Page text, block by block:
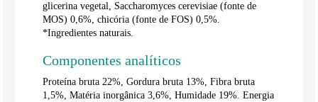
glicerina vegetal, Saccharomyces cerevisiae (fonte de
MOS) 0,6%, chicória (fonte de FOS) 0,5%.
*Ingredientes naturais.
Componentes analíticos
Proteína bruta 22%, Gordura bruta 13%, Fibra bruta
1,5%, Matéria inorgânica 3,6%, Humidade 19%. Energia